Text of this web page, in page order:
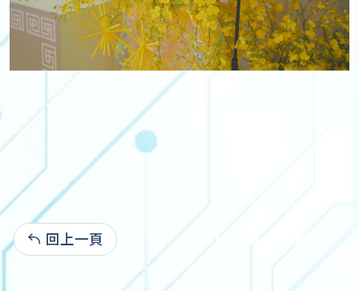
回上一頁 115-05-30:560